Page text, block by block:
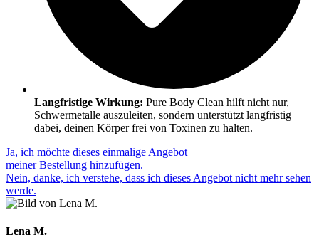
Langfristige Wirkung: Pure Body Clean hilft nicht nur,
Schwermetalle auszuleiten, sondern unterstützt langfristig
dabei, deinen Körper frei von Toxinen zu halten.
Ja, ich möchte dieses einmalige Angebot
meiner Bestellung hinzufügen.
Nein, danke, ich verstehe, dass ich dieses Angebot nicht mehr sehen
werde.
Lena M.